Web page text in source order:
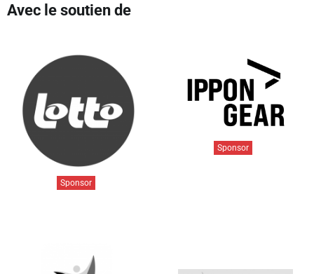
Avec le soutien de
Sponsor
Sponsor